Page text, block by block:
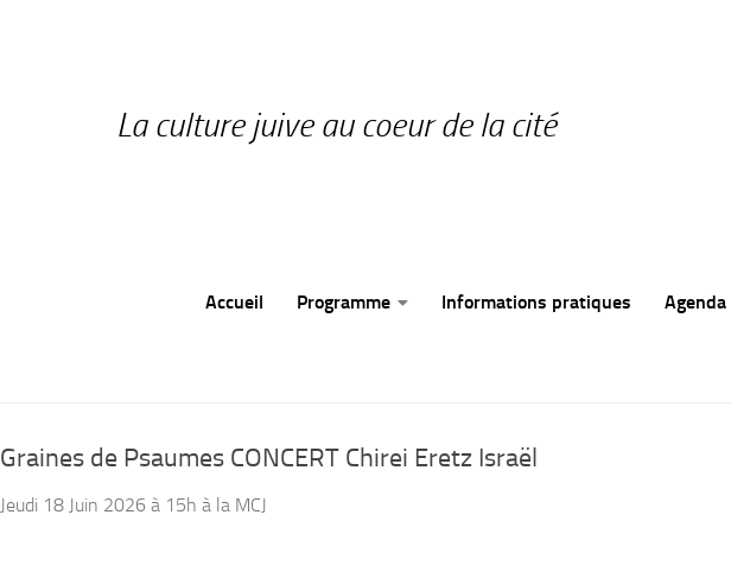
La culture juive au coeur de la cité
Accueil Programme Informations pratiques Agenda
Graines de Psaumes CONCERT Chirei Eretz Israël
Jeudi 18 Juin 2026 à 15h à la MCJ